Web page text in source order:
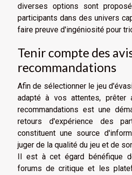
diverses options sont
participants dans des univers
faire preuve d'ingéniosité pour
Tenir compte des
recommandations
Afin de sélectionner le jeu
adapté à vos attentes, prêter
recommandations est une
retours d'expérience des
constituent une source
juger de la qualité du jeu et de
Il est à cet égard bénéfique
forums de critique et les